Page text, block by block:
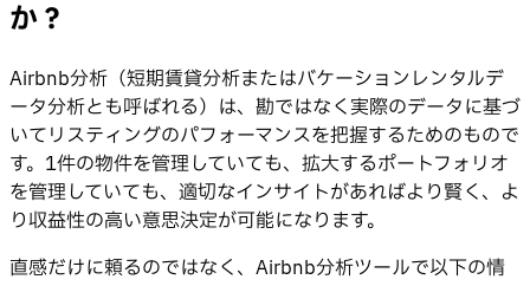
か？
Airbnb分析（短期賃貸分析またはバケーションレンタルデ
ータ分析とも呼ばれる）は、勘ではなく実際のデータに基づ
いてリスティングのパフォーマンスを把握するためのもので
す。1件の物件を管理していても、拡大するポートフォリオ
を管理していても、適切なインサイトがあればより賢く、よ
り収益性の高い意思決定が可能になります。
直感だけに頼るのではなく、Airbnb分析ツールで以下の情